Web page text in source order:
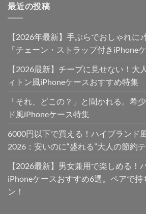
最近の投稿
【2026年最新】手ぶらでおしゃれに
「チェーン・ストラップ付きiPhone
【2026最新】チープに見せない！大
ィトン風iPhoneケースおすすめ特集
「それ、どこの？」と聞かれる。希
ド風iPhoneケース特集
6000円以下で買える！ハイブランド
2026：安いのに“盛れる”大人の節約
【2026最新】男女兼用で楽しめる！
iPhoneケースおすすめ6選。ペアで持
ン！